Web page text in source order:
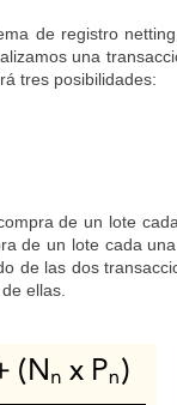
de registro
una
tres posibilidades:
de un lote
de un lote cada
de las dos
ellas.